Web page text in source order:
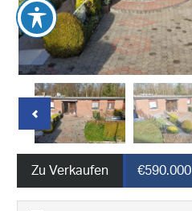
Zu Verkaufen €590.000